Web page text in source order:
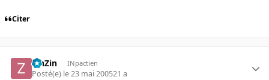
Citer
ZinZin INpactien
Posté(e) le 23 mai 200521 a